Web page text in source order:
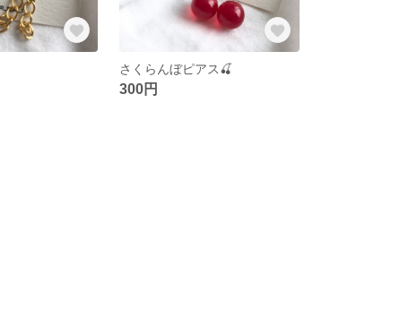
さくらんぼピアス🍒
300円